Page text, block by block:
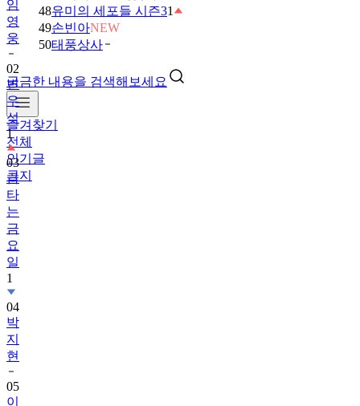
48유미의 세포들 시즌31
49손빈아NEW
50태풍상사
궁금한 내용을 검색해보세요
즐겨찾기
전체
인기글
공지
웅
02
변
우
석
1
03
금
타
는
금
요
일
1
04
박
지
현
05
이
찬